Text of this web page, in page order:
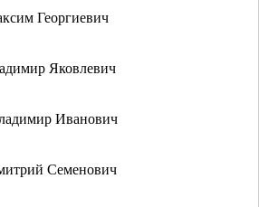
Георгиевич
Яковлевич
Иванович
Семенович